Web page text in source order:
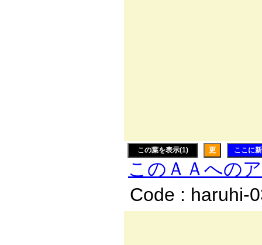
この葉を表示(1) 更 ここに
このＡＡへの
Code : haruhi-